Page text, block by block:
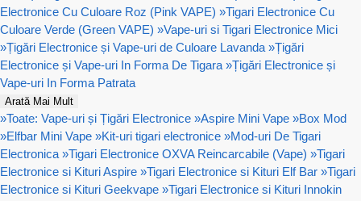
Electronice Cu Culoare Roz (Pink VAPE) »Tigari Electronice Cu
Culoare Verde (Green VAPE) »Vape-uri si Tigari Electronice Mici
»Țigări Electronice și Vape-uri de Culoare Lavanda »Țigări
Electronice și Vape-uri In Forma De Tigara »Țigări Electronice și
Vape-uri In Forma Patrata
Arată Mai Mult
»Toate: Vape-uri și Țigări Electronice »Aspire Mini Vape »Box Mod
»Elfbar Mini Vape »Kit-uri tigari electronice »Mod-uri De Tigari
Electronica »Tigari Electronice OXVA Reincarcabile (Vape) »Tigari
Electronice si Kituri Aspire »Tigari Electronice si Kituri Elf Bar »Tigari
Electronice si Kituri Geekvape »Tigari Electronice si Kituri Innokin